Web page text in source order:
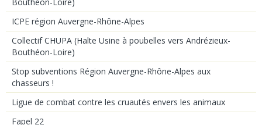
Bouthéon-Loire)
ICPE région Auvergne-Rhône-Alpes
Collectif CHUPA (Halte Usine à poubelles vers Andrézieux-
Bouthéon-Loire)
Stop subventions Région Auvergne-Rhône-Alpes aux
chasseurs !
Ligue de combat contre les cruautés envers les animaux
Fapel 22